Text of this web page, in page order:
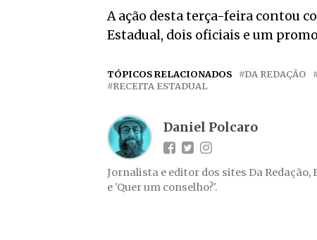
A ação desta terça-feira contou
Estadual, dois oficiais e um
TÓPICOS RELACIONADOS DA REDAÇÃO
RECEITA ESTADUAL
Daniel Polcaro
Jornalista e editor dos sites Da
e 'Quer um conselho?'.